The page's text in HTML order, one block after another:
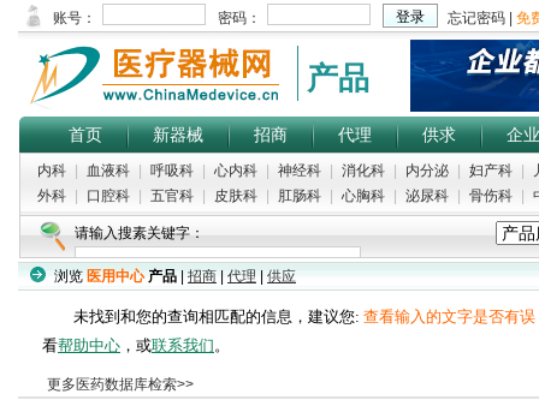
产品
首页 新器械 招商 代理 供求 企业
内科 血液科 呼吸科 心内科 神经科 消化科 内分泌 妇产科
外科
口腔科 五官科 皮肤科 肛肠科 心胸科 泌尿科 骨伤科
请输入搜素关键字：
浏览 医用中心 产品 招商 代理 供应
未找到和您的查询相匹配的信息，建议您: 查看输入的文字是否有误
看帮助中心 ，或联系我们。
更多医药数据库检索>>